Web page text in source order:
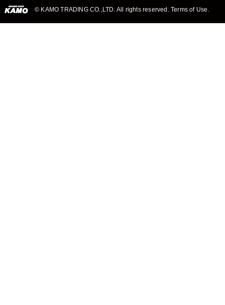
© KAMO TRADING CO.,LTD. All rights reserved. Terms of Use.